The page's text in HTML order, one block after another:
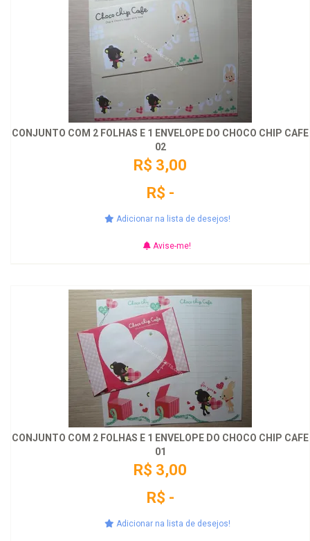
CONJUNTO COM 2 FOLHAS E 1 ENVELOPE DO CHOCO CHIP CAFE
02
R$ 3,00
R$ -
Adicionar na lista de desejos!
Avise-me!
CONJUNTO COM 2 FOLHAS E 1 ENVELOPE DO CHOCO CHIP CAFE
01
R$ 3,00
R$ -
Adicionar na lista de desejos!